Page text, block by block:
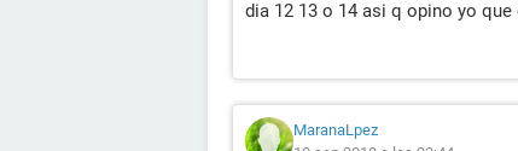
dia 12 13 o 14 asi q opino yo que
MaranaLpez